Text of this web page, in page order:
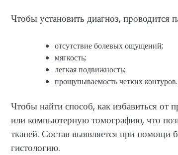
Чтобы установить диагноз, проводится
отсутствие болевых ощущений;
мягкость;
легкая подвижность;
прощупываемость четких контуров.
Чтобы найти способ, как избавиться от
или компьютерную томографию, что
тканей. Состав выявляется при помощи
гистологию.